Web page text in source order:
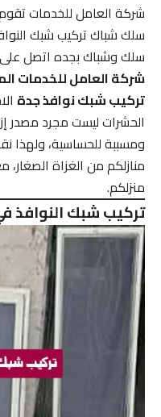
شركة العامل للخدمات تقوم
سلك شباك تركيب شبك
سلك وشباك بجده اتصل على
شركة العامل للخدمات
تركيب شبك نوافذ جدة
الحشرات ليست مجرد مصدر
ومسببة للحساسية، ولهذا
منازلكم من الغزاة الصغار،
منزلكم.
تركيب شبك النوافذ